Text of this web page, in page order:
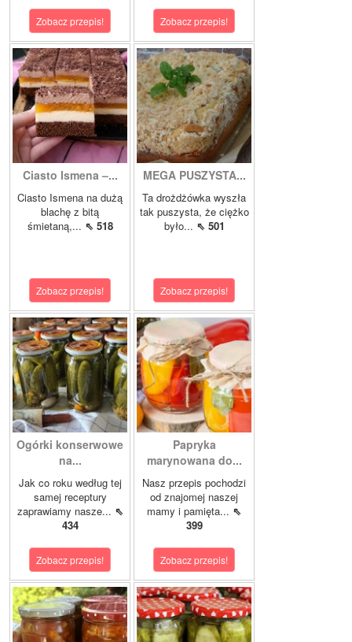
Zobacz przepis! Zobacz przepis!
Ciasto Ismena –...
Ciasto Ismena na dużą
blachę z bitą
śmietaną,... ⇖ 518
Zobacz przepis!
MEGA PUSZYSTA...
Ta drożdżówka wyszła
tak puszysta, że ciężko
było... ⇖ 501
Zobacz przepis!
Ogórki konserwowe
na...
Jak co roku według tej
samej receptury
zaprawiamy nasze... ⇖
434
Zobacz przepis!
Papryka
marynowana do...
Nasz przepis pochodzi
od znajomej naszej
mamy i pamięta... ⇖
399
Zobacz przepis!